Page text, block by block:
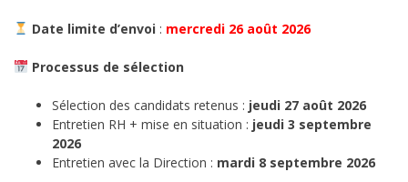
Date limite d’envoi: mercredi 26 août 2026
Processus de sélection
Sélection des candidats retenus : jeudi 27 août 2026
Entretien RH + mise en situation : jeudi 3 septembre
2026
Entretien avec la Direction : mardi 8 septembre 2026